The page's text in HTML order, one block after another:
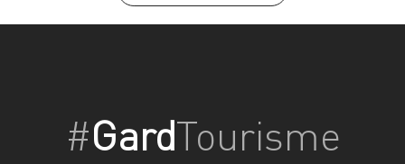
#GardTourisme